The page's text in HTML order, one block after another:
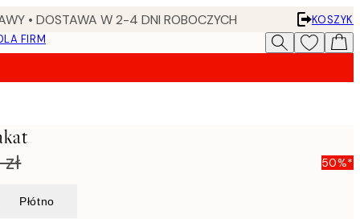
• DOSTAWA W 2-4 DNI ROBOCZYCH
KOSZYK
FIRM
50%*
Płótno